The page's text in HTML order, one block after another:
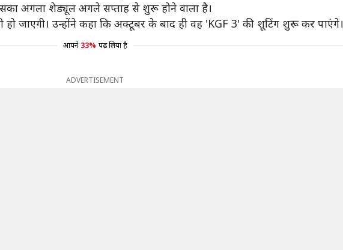
अगला शेड्यूल अगले सप्ताह से शुरू होने वाला है।
जाएगी। उन्होंने कहा कि अक्टूबर के बाद ही वह 'KGF 3' की शूटिंग शुरू कर पाएंगे।
आपने 33% पढ़ लिया है
ADVERTISEMENT